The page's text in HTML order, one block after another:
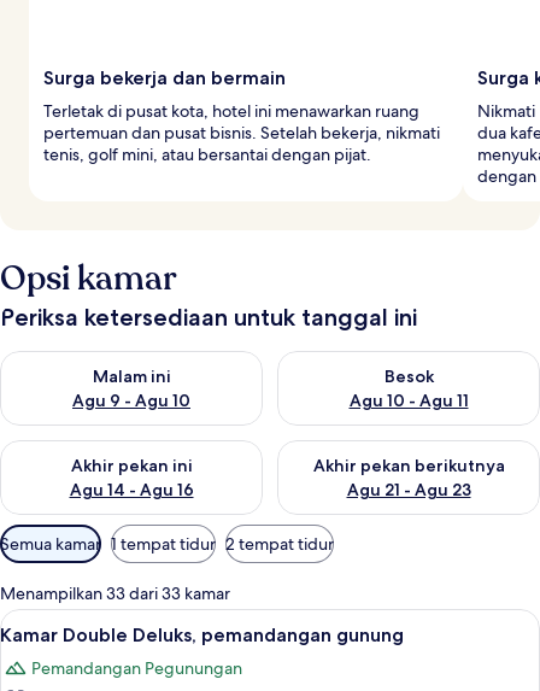
Surga bekerja dan bermain
Terletak di pusat kota, hotel ini menawarkan ruang
pertemuan dan pusat bisnis. Setelah bekerja, nikmati
tenis, golf mini, atau bersantai dengan pijat.
Surga
Nikmati
dua
dengan
Opsi kamar
Periksa ketersediaan untuk tanggal ini
Malam ini
Agu 9 - Agu 10
Periksa ketersediaan untuk malam ini Agu 9 - Agu 10
Besok
Agu 10 - Agu 11
Periksa ketersediaan untuk
Akhir pekan ini
Agu 14 - Agu 16
Periksa ketersediaan untuk akhir pekan ini Agu 14 - Agu 16
Akhir pekan berikutnya
Agu 21 - Agu 23
Periksa ketersediaan untuk
Filter
tersedia
untuk
kamar
Semua kamar 1 tempat tidur 2 tempat tidur
Menampilkan 33 dari 33 kamar
Lihat
semua
foto
Kamar Double Deluks,
1
Kamar Double Deluks, pemandangan gunung
Pemandangan Pegunungan